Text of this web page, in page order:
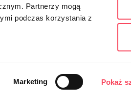
Partnerzy mogą
podczas korzystania z
Marketing Pokaż